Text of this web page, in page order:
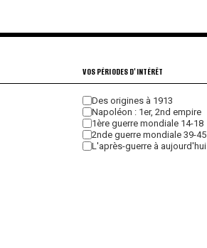
VOS PÉRIODES D'INTÉRÊT
Des origines à 1913
Napoléon : 1er, 2nd empire
1ère guerre mondiale 14-18
2nde guerre mondiale 39-45
L'après-guerre à aujourd'hui